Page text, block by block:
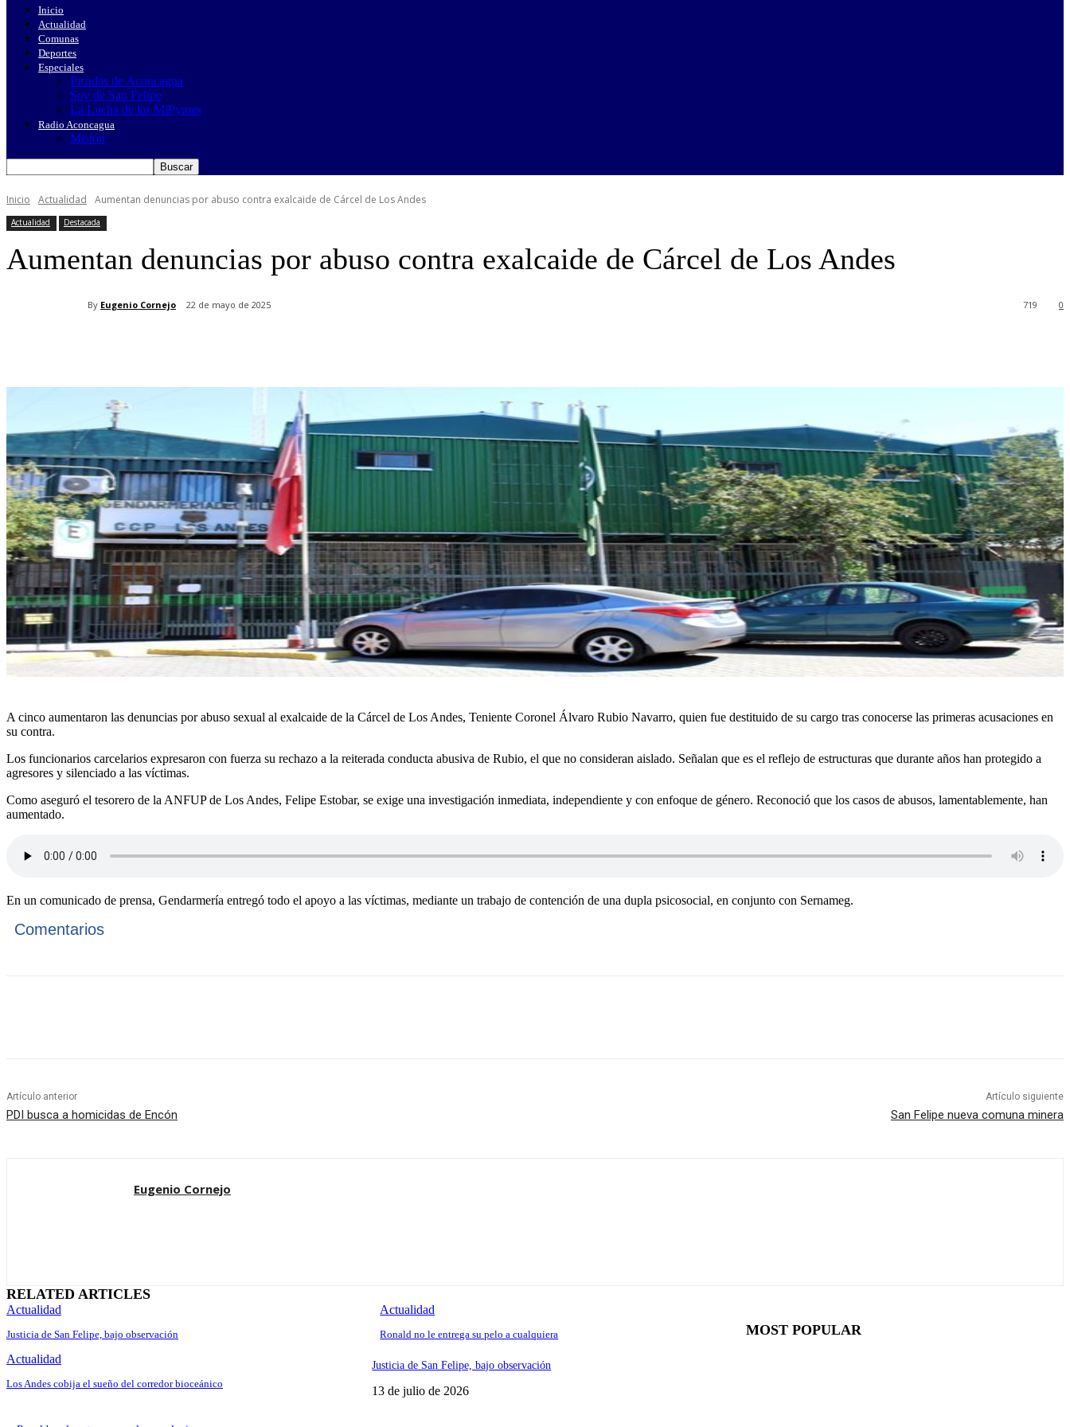
Inicio
Actualidad
Comunas
Deportes
Especiales
Picadas de Aconcagua
Soy de San Felipe
La Lucha de las MiPymes
Radio Aconcagua
Misión
Inicio Actualidad Aumentan denuncias por abuso contra exalcaide de Cárcel de Los Andes
Actualidad Destacada
Aumentan denuncias por abuso contra exalcaide de Cárcel de Los Andes
By Eugenio Cornejo 22 de mayo de 2025 0
719
A cinco aumentaron las denuncias por abuso sexual al exalcaide de la Cárcel de Los Andes, Teniente Coronel Álvaro Rubio Navarro, quien fue destituido de su cargo tras conocerse las primeras acusaciones en
su contra.
Los funcionarios carcelarios expresaron con fuerza su rechazo a la reiterada conducta abusiva de Rubio, el que no consideran aislado. Señalan que es el reflejo de estructuras que durante años han protegido a
agresores y silenciado a las víctimas.
Como aseguró el tesorero de la ANFUP de Los Andes, Felipe Estobar, se exige una investigación inmediata, independiente y con enfoque de género. Reconoció que los casos de abusos, lamentablemente, han
aumentado.
En un comunicado de prensa, Gendarmería entregó todo el apoyo a las víctimas, mediante un trabajo de contención de una dupla psicosocial, en conjunto con Sernameg.
Comentarios
Artículo anterior
PDI busca a homicidas de Encón
Artículo siguiente
San Felipe nueva comuna minera
Eugenio Cornejo
RELATED ARTICLES
Actualidad
Justicia de San Felipe, bajo observación
Actualidad
Ronald no le entrega su pelo a cualquiera
Actualidad
Los Andes cobija el sueño del corredor bioceánico
MOST POPULAR
Justicia de San Felipe, bajo observación
13 de julio de 2026